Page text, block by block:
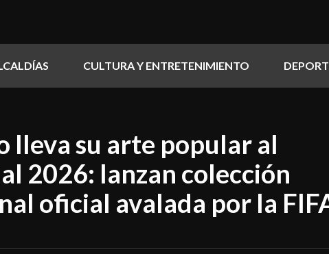
CULTURA Y ENTRETENIMIENTO
lleva su arte popular al
2026: lanzan colección
oficial avalada por la